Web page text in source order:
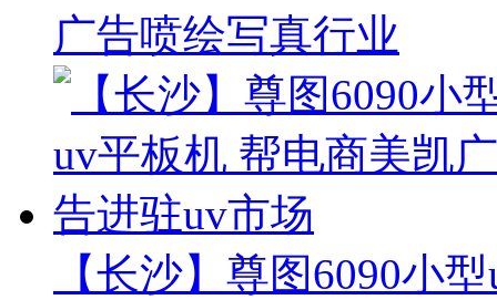
广告喷绘写真行业
【长沙】尊图6090小